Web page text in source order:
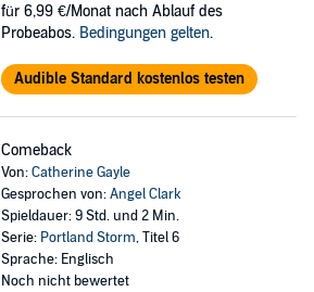
für 6,99 €/Monat nach Ablauf des
Probeabos. Bedingungen gelten.
Audible Standard kostenlos testen
Comeback
Von:Catherine Gayle
Gesprochen von:Angel Clark
Spieldauer: 9 Std. und 2 Min.
Serie: Portland Storm, Titel 6
Sprache: Englisch
Noch nicht bewertet